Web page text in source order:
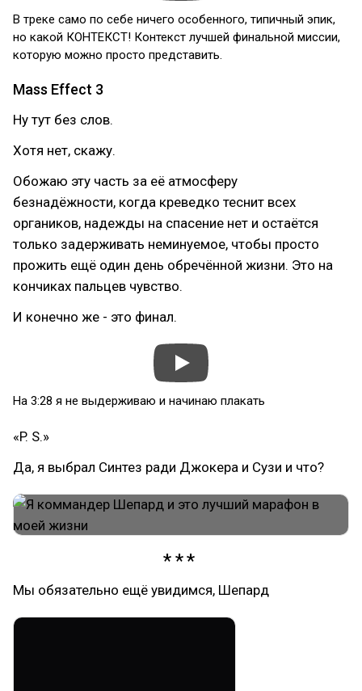
В треке само по себе ничего особенного, типичный эпик,
но какой КОНТЕКСТ! Контекст лучшей финальной миссии,
которую можно просто представить.
Mass Effect 3
Ну тут без слов.
Хотя нет, скажу.
Обожаю эту часть за её атмосферу
безнадёжности, когда креведко теснит всех
органиков, надежды на спасение нет и остаётся
только задерживать неминуемое, чтобы просто
прожить ещё один день обречённой жизни. Это на
кончиках пальцев чувство.
И конечно же - это финал.
На 3:28 я не выдерживаю и начинаю плакать
«P. S.»
Да, я выбрал Синтез ради Джокера и Сузи и что?
Мы обязательно ещё увидимся, Шепард